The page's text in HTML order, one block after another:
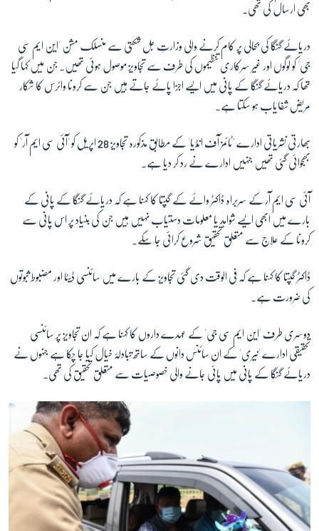
زبان
بھی ارسال کی تھی۔
دریائے گنگا کی بحالی پر کام کرنے والی وزارتِ جل شکتی سے منسلک مشن 'این ایم سی
جی' کو لوگوں اور غیر سرکاری تنظیموں کی طرف سے تجاویز موصول ہوئی تھیں۔ جن میں کہا گیا
تھا کہ دریائے گنگا کے پانی میں ایسے اجزا پائے جاتے ہیں جن سے کرونا وائرس کا شکار
مریض شفایاب ہو سکتا ہے۔
بھارتی نشریاتی ادارے 'ٹائمز آف انڈیا' کے مطابق مذکورہ تجاویز 28 اپریل کو 'آئی سی ایم آر' کو
بھجوائی گئی تھیں جنہیں ادارے نے رد کر دیا ہے۔
آئی سی ایم آر کے سربراہ ڈاکٹر وائے کے گپتا کا کہنا ہے کہ دریائے گنگا کے پانی کے
بارے میں ابھی ایسے شواہد یا معلومات دستیاب نہیں ہیں جن کی بنیاد پر اس پانی سے
کرونا کے علاج سے متعلق تحقیق شروع کرائی جا سکے۔
ڈاکٹر گپتا کا کہنا ہے کہ فی الوقت دی گئی تجاویز کے بارے میں سائنسی ڈیٹا اور مضبوط ثبوتوں
کی ضرورت ہے۔
دوسری طرف 'این ایم سی جی' کے عہدے داروں کا کہنا ہے کہ ان تجاویز پر سائنسی
تحقیقی ادارے 'نیری' کے ان سائنس دانوں کے ساتھ تبادلۂ خیال کیا جا چکا ہے جنہوں نے
دریائے گنگا کے پانی میں پائی جانے والی خصوصیات سے متعلق تحقیق کی تھی۔